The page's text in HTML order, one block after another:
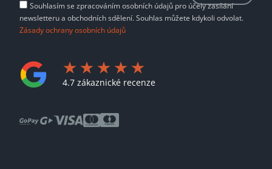
Souhlasím se zpracováním osobních údajů pro účely zasílání
newsletteru a obchodních sdělení. Souhlas můžete kdykoli odvolat.
Zásady ochrany osobních údajů
4.7 zákaznické recenze